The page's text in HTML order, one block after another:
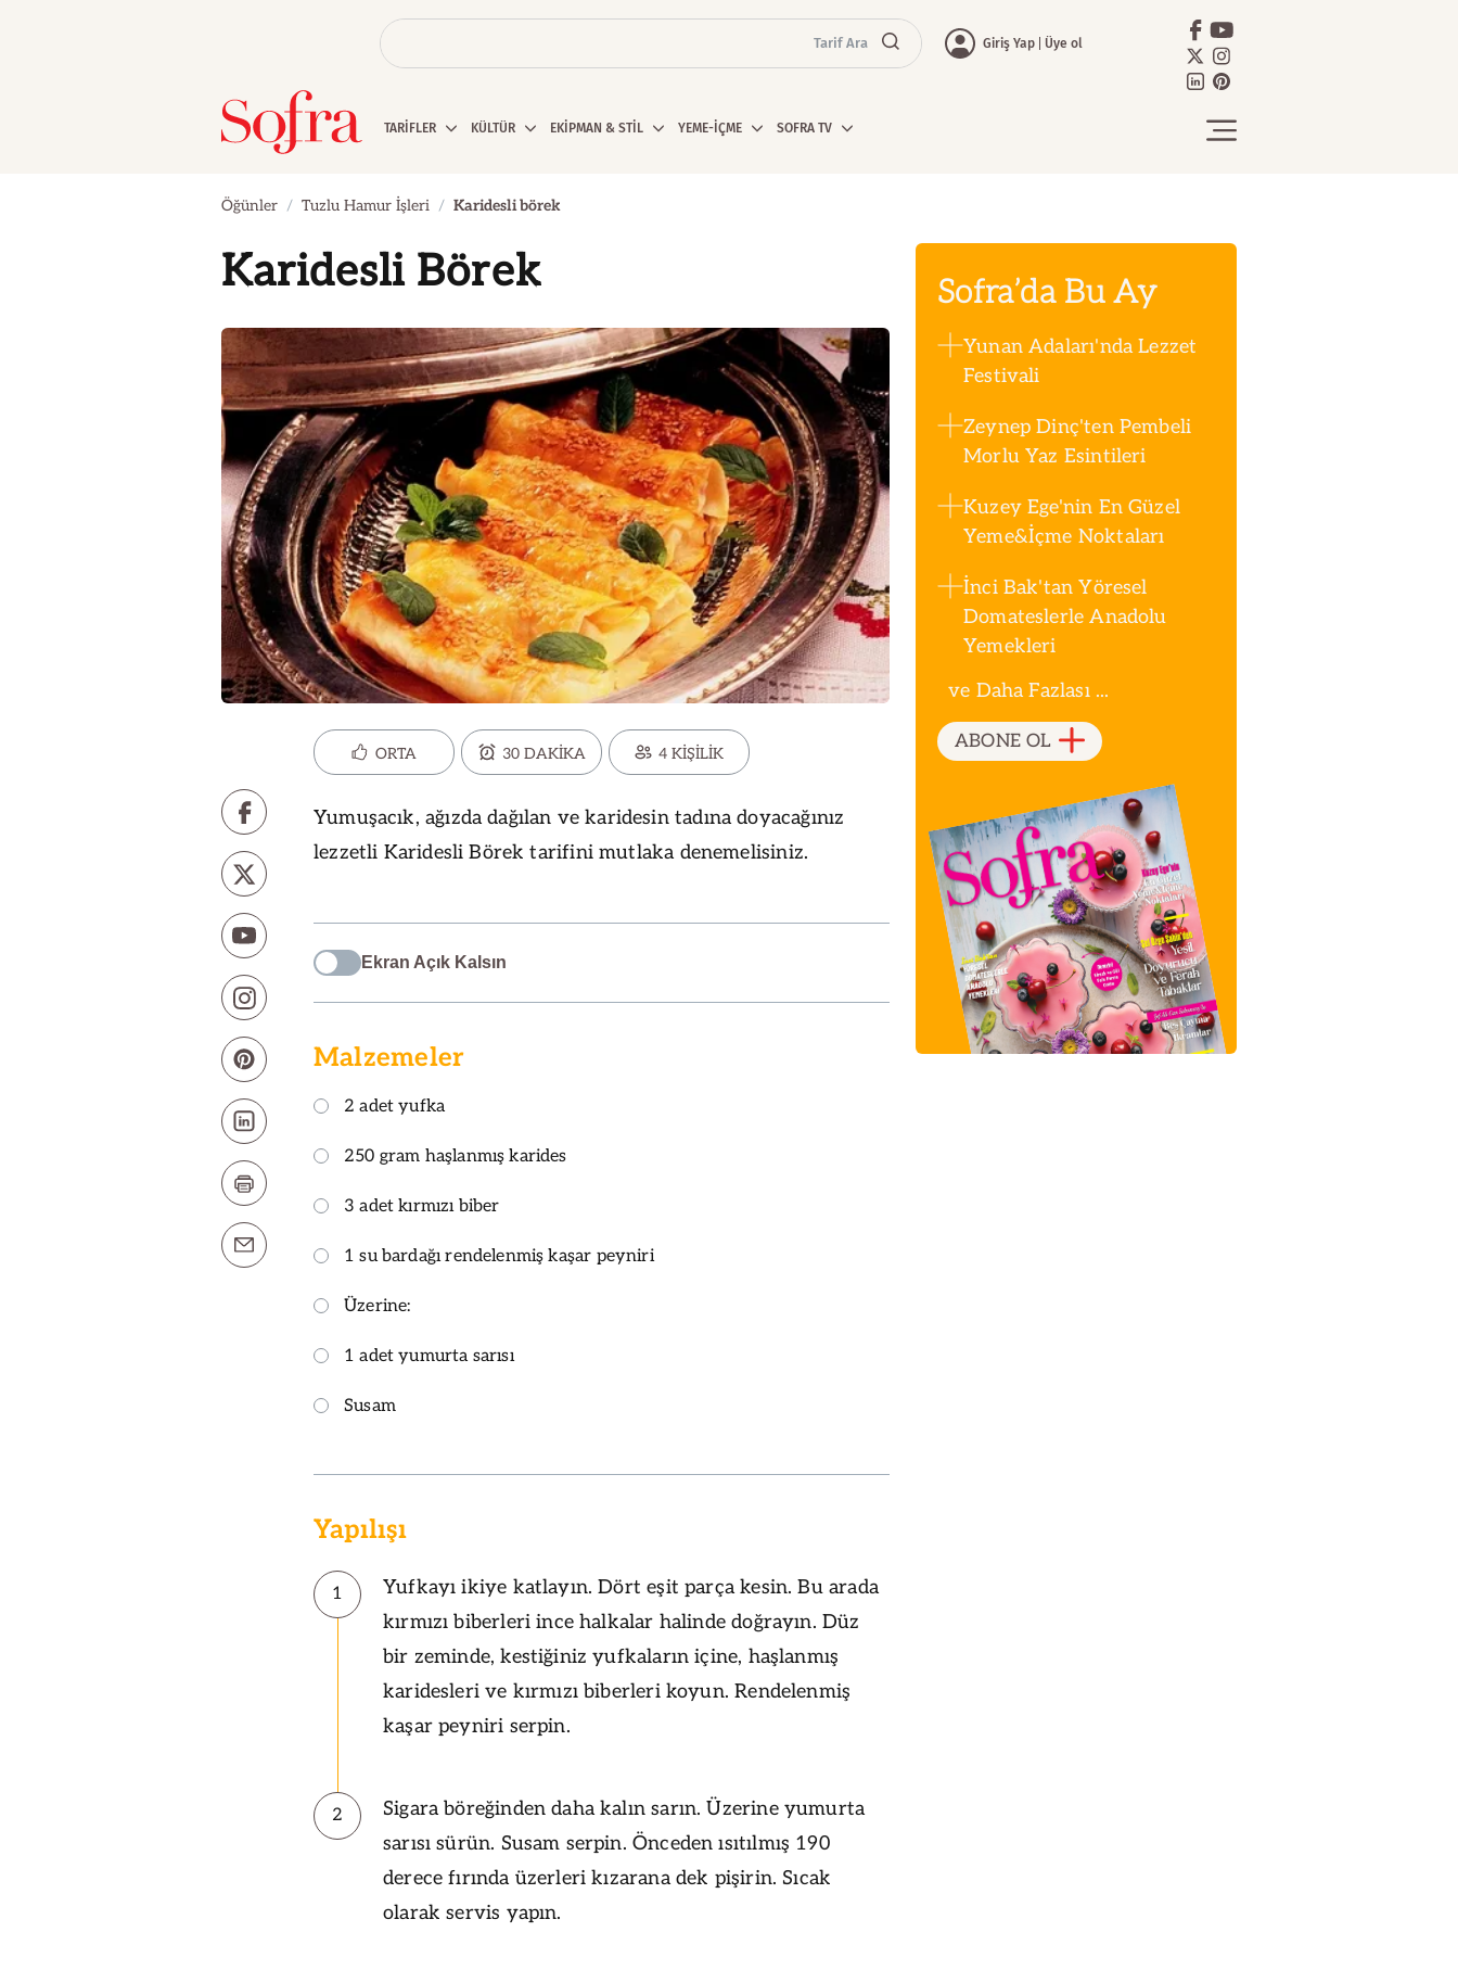
Tarif Ara Giriş Yap Üye ol
TARİFLER KÜLTÜR EKİPMAN & STİL YEME-İÇME SOFRA TV
Öğünler Tuzlu Hamur İşleri Karidesli börek
Karidesli Börek
ORTA 30 DAKİKA 4 KİŞİLİK
Yumuşacık, ağızda dağılan ve karidesin tadına doyacağınız
lezzetli Karidesli Börek tarifini mutlaka denemelisiniz.
Ekran Açık Kalsın
Malzemeler
2 adet yufka
250 gram haşlanmış karides
3 adet kırmızı biber
1 su bardağı rendelenmiş kaşar peyniri
Üzerine:
1 adet yumurta sarısı
Susam
Yapılışı
1
Yufkayı ikiye katlayın. Dört eşit parça kesin. Bu arada
kırmızı biberleri ince halkalar halinde doğrayın. Düz
bir zeminde, kestiğiniz yufkaların içine, haşlanmış
karidesleri ve kırmızı biberleri koyun. Rendelenmiş
kaşar peyniri serpin.
2
Sigara böreğinden daha kalın sarın. Üzerine yumurta
sarısı sürün. Susam serpin. Önceden ısıtılmış 190
derece fırında üzerleri kızarana dek pişirin. Sıcak
olarak servis yapın.
Sofra’da Bu Ay
Yunan Adaları'nda Lezzet
Festivali
Zeynep Dinç'ten Pembeli
Morlu Yaz Esintileri
Kuzey Ege'nin En Güzel
Yeme&İçme Noktaları
İnci Bak'tan Yöresel
Domateslerle Anadolu
Yemekleri
ve Daha Fazlası ...
ABONE OL